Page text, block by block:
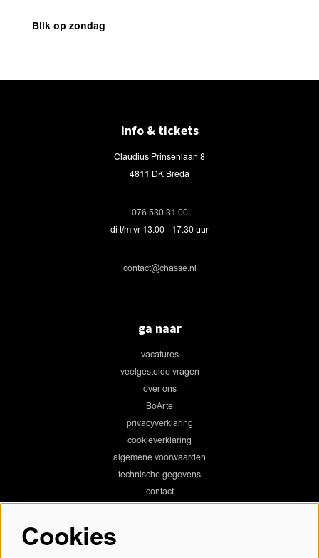
Blik op zondag
info & tickets
Claudius Prinsenlaan 8
4811 DK Breda
076 530 31 00
di t/m vr 13.00 - 17.30 uur
contact@chasse.nl
ga naar
vacatures
veelgestelde vragen
over ons
BoArte
privacyverklaring
cookieverklaring
algemene voorwaarden
technische gegevens
contact
Cookies